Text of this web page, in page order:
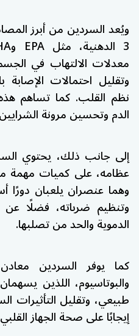
ويُعد السردين من أبرز
معدلات الالتهاب في
وتقليل احتمالات الإصابة
نظم القلب. كما تساهم
الدم وتحسين مرونة
إلى جانب ذلك، يحتوي
عظامه، على كميات مهمة
وهما عنصران يلعبان
وتنظيم ضرباته، فضلًا عن
الدموية والحد من تصلبها.
كما يوفر السردين
والبوتاسيوم، اللذين
طبيعي، وتقليل التأثيرات
إيجابًا على صحة الجهاز